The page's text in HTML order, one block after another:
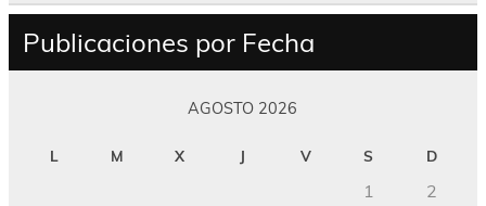
Publicaciones por Fecha
AGOSTO 2026
L M X J V S D
1
2